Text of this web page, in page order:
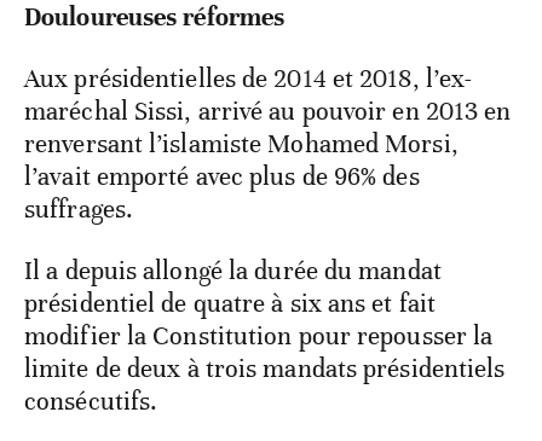
Douloureuses réformes
Aux présidentielles de 2014 et 2018, l’ex-
maréchal Sissi, arrivé au pouvoir en 2013 en
renversant l’islamiste Mohamed Morsi,
l’avait emporté avec plus de 96% des
suffrages.
Il a depuis allongé la durée du mandat
présidentiel de quatre à six ans et fait
modifier la Constitution pour repousser la
limite de deux à trois mandats présidentiels
consécutifs.